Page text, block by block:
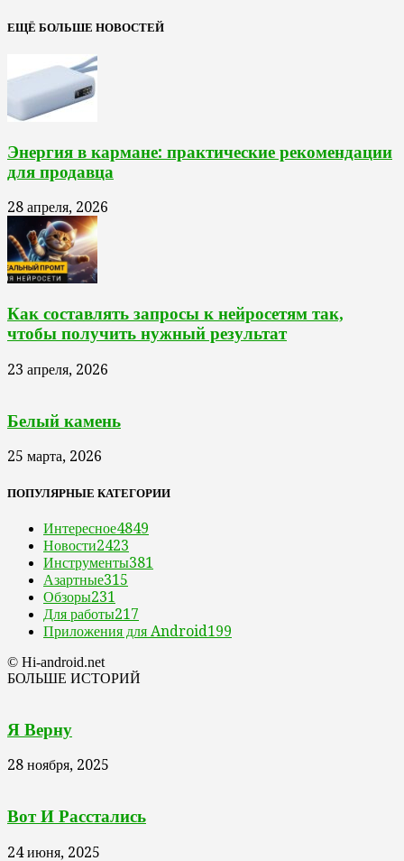
ЕЩЁ БОЛЬШЕ НОВОСТЕЙ
Энергия в кармане: практические рекомендации
для продавца
28 апреля, 2026
Как составлять запросы к нейросетям так,
чтобы получить нужный результат
23 апреля, 2026
Белый камень
25 марта, 2026
ПОПУЛЯРНЫЕ КАТЕГОРИИ
Интересное4849
Новости2423
Инструменты381
Азартные315
Обзоры231
Для работы217
Приложения для Android199
© Hi-android.net
БОЛЬШЕ ИСТОРИЙ
Я Верну
28 ноября, 2025
Вот И Расстались
24 июня, 2025